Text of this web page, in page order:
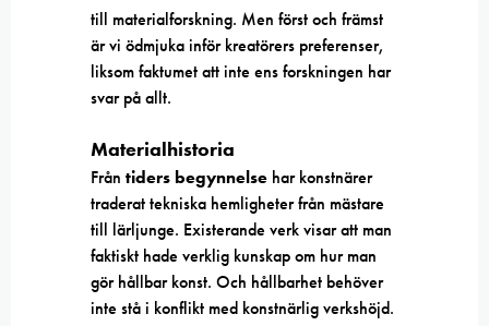
till materialforskning. Men först och främst
är vi ödmjuka inför kreatörers preferenser,
liksom faktumet att inte ens forskningen har
svar på allt.
Materialhistoria
Från tiders begynnelsehar konstnärer
traderat tekniska hemligheter från mästare
till lärljunge. Existerande verk visar att man
faktiskt hade verklig kunskap om hur man
gör hållbar konst. Och hållbarhet behöver
inte stå i konflikt med konstnärlig verkshöjd.